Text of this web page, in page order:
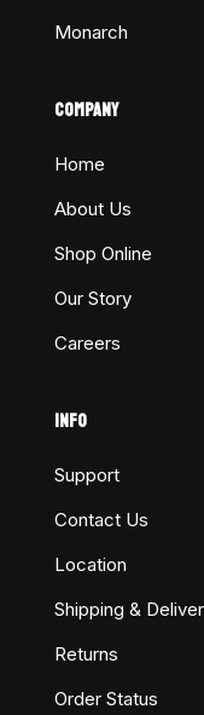
Monarch
COMPANY
Home
About Us
Shop Online
Our Story
Careers
INFO
Support
Contact Us
Location
Shipping &
Returns
Order Status